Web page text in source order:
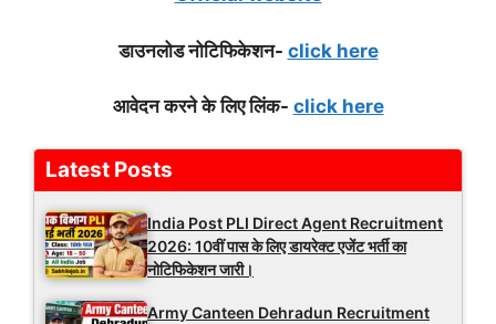
डाउनलोड नोटिफिकेशन- click here
आवेदन करने के लिए लिंक- click here
Latest Posts
India Post PLI Direct Agent Recruitment
2026: 10वीं पास के लिए डायरेक्ट एजेंट भर्ती का
नोटिफिकेशन जारी।
Army Canteen Dehradun Recruitment